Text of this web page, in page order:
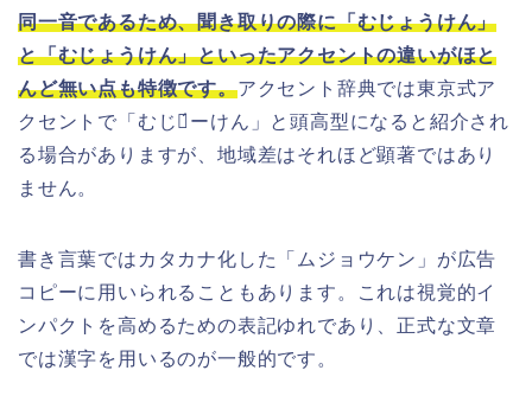
同一音であるため、聞き取りの際に「むじょうけん」
と「むじょうけん」といったアクセントの違いがほと
んど無い点も特徴です。アクセント辞典では東京式ア
クセントで「むじょ́ーけん」と頭高型になると紹介され
る場合がありますが、地域差はそれほど顕著ではあり
ません。
書き言葉ではカタカナ化した「ムジョウケン」が広告
コピーに用いられることもあります。これは視覚的イ
ンパクトを高めるための表記ゆれであり、正式な文章
では漢字を用いるのが一般的です。